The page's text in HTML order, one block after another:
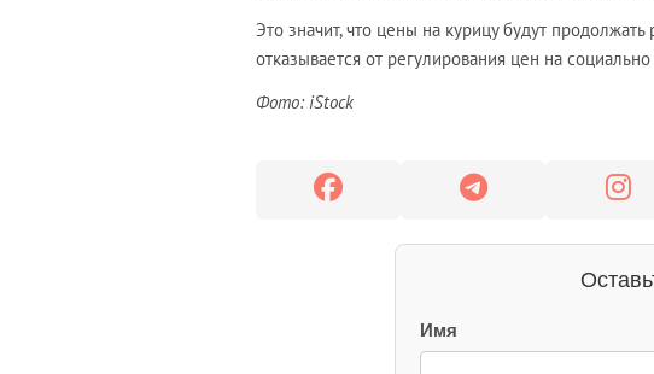
Это значит, что цены на курицу будут
отказывается от регулирования цен на
Фото: iStock
Имя